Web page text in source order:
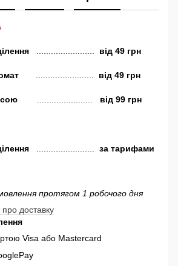
........................ від 49 грн
........................ від 49 грн
....................... від 99 грн
........................ за тарифами
протягом 1 робочого дня
доставку
Visa або Mastercard